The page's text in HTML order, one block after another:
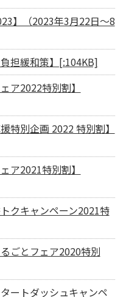
】（2023年3月22日～8
担緩和策】[:104KB]
ア2022特別割】
特別企画 2022 特別割】
ア2021特別割】
クキャンペーン2021特
ごとフェア2020特別
ートダッシュキャンペ